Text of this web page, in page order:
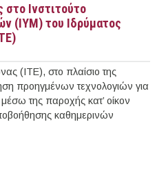
Ινστιτούτο
(ΙΥΜ) του Ιδρύματος
(ΙΤΕ), στο πλαίσιο της
προηγμένων τεχνολογιών για
της παροχής κατ’ οίκον
καθημερινών